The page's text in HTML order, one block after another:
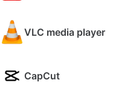
VLC media player
CapCut